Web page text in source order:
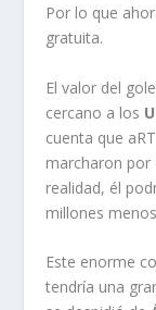
Por lo que
gratuita.
El valor del
cercano a los
cuenta que
marcharon por
realidad, él
millones
Este enorme
tendría una